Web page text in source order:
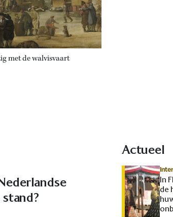
met de walvisvaart
Actueel
In
de